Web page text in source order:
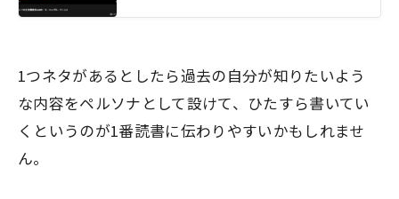
1つネタがあるとしたら過去の自分が知りたいよう
な内容をペルソナ として設けて、ひたすら書いてい
くというのが1番読書に伝わりやすいかもしれませ
ん。